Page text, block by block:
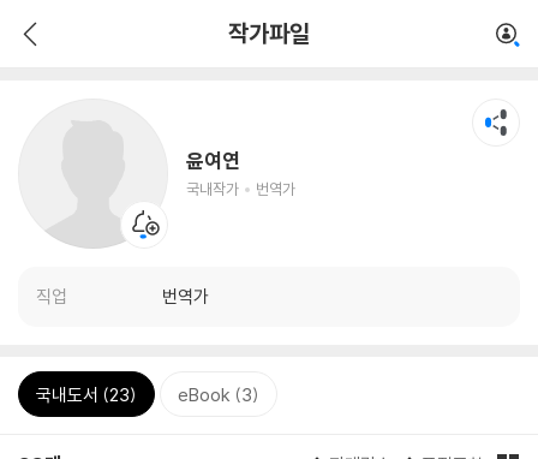
작가파일
윤여연
국내작가 번역가
직업 번역가
국내도서 (23) eBook (3)